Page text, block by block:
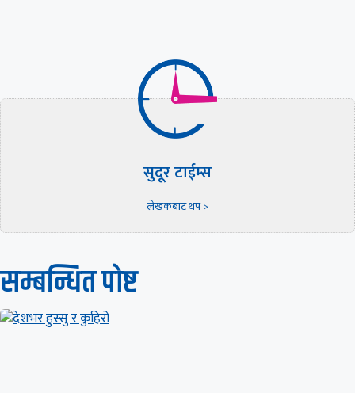
सुदूर टाईम्स
लेखकबाट थप >
सम्बन्धित पाेष्ट